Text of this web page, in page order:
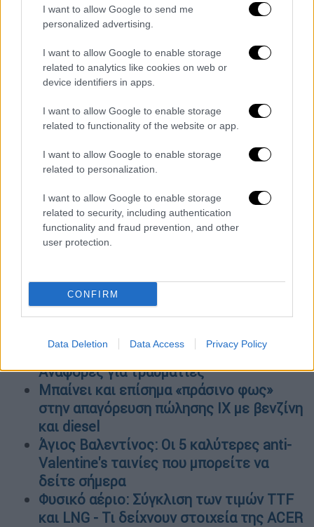
I want to allow Google to send me
personalized advertising.
I want to allow Google to enable storage
related to analytics like cookies on web or
device identifiers in apps.
I want to allow Google to enable storage
related to functionality of the website or app.
I want to allow Google to enable storage
related to personalization.
I want to allow Google to enable storage
related to security, including authentication
functionality and fraud prevention, and other
user protection.
CONFIRM
Data Deletion Data Access Privacy Policy
ΟΛΕΣ ΟΙ ΕΙΔΗΣΕΙΣ
Μέτρα στήριξης: Έκτακτο βοήθημα σε
συνταξιούχους και ρυθμίσεις για νέες
και παλιές οφειλές- Η ακτινογραφία
«Καμπανάκι» Μαγιορκίνη: «Μεγάλος
κίνδυνος η χολέρα στην Τουρκία» - Τι
εξηγεί ο καθηγητής
Συναγερμός στο Ηράκλειο της Κρήτης:
Πυροβολισμοί σε άγρια καταδίωξη -
Αναφορές για τραυματίες
Μπαίνει και επίσημα «πράσινο φως»
στην απαγόρευση πώλησης ΙΧ με βενζίνη
και diesel
Άγιος Βαλεντίνος: Οι 5 καλύτερες anti-
Valentine's ταινίες που μπορείτε να
δείτε σήμερα
Φυσικό αέριο: Σύγκλιση των τιμών TTF
και LNG - Τι δείχνουν στοιχεία της ACER